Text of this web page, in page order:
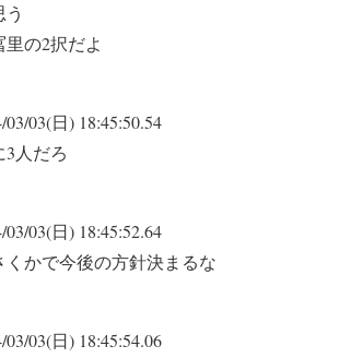
の2択だよ
03/03(日) 18:45:50.54
人だろ
03/03(日) 18:45:52.64
かで今後の方針決まるな
03/03(日) 18:45:54.06